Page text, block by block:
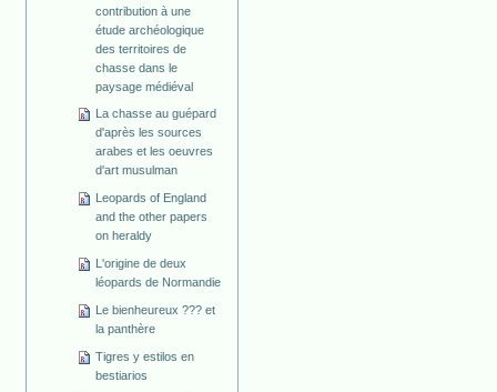
contribution à une
étude archéologique
des territoires de
chasse dans le
paysage médiéval
La chasse au guépard
d'après les sources
arabes et les oeuvres
d'art musulman
Leopards of England
and the other papers
on heraldy
L'origine de deux
léopards de Normandie
Le bienheureux ??? et
la panthère
Tigres y estilos en
bestiarios